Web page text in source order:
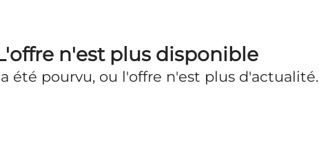
n'est plus disponible
été pourvu, ou l'offre n'est plus d'actualité.